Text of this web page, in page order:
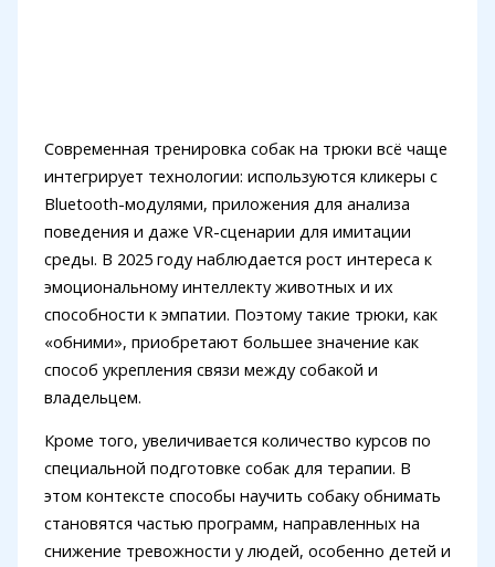
Современная тренировка собак на трюки всё чаще
интегрирует технологии: используются кликеры с
Bluetooth-модулями, приложения для анализа
поведения и даже VR-сценарии для имитации
среды. В 2025 году наблюдается рост интереса к
эмоциональному интеллекту животных и их
способности к эмпатии. Поэтому такие трюки, как
«обними», приобретают большее значение как
способ укрепления связи между собакой и
владельцем.
Кроме того, увеличивается количество курсов по
специальной подготовке собак для терапии. В
этом контексте способы научить собаку обнимать
становятся частью программ, направленных на
снижение тревожности у людей, особенно детей и